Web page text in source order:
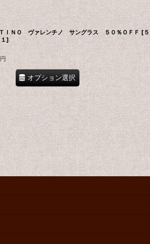
ＩＮＯ ヴァレンチノ サングラス ５０％ＯＦＦ [５
]
円
オプション選択